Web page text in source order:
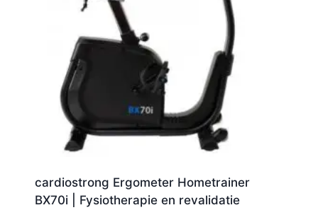
cardiostrong Ergometer Hometrainer
BX70i | Fysiotherapie en revalidatie